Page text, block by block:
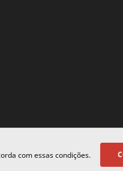
com essas condições.